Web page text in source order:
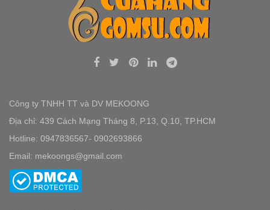
Công ty TNHH TT và DV MEKOONG
Địa chỉ: 439 Cách Mạng Tháng 8, P.13, Q.10, TP.HCM
Hotline: 0947836567- 0902693866
Email: mekoongs@gmail.com